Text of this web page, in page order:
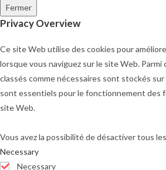
Fermer
Privacy Overview
Ce site Web utilise des cookies pour
lorsque vous naviguez sur le site Web. Parmi
classés comme nécessaires sont stockés
sont essentiels pour le fonctionnement des
site Web.
Vous avez la possibilité de désactiver tous
Necessary
Necessary